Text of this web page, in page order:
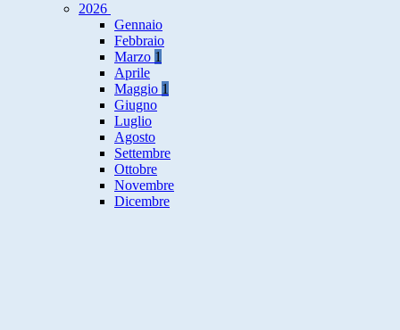
2026
Gennaio
Febbraio
Marzo 1
Aprile
Maggio 1
Giugno
Luglio
Agosto
Settembre
Ottobre
Novembre
Dicembre